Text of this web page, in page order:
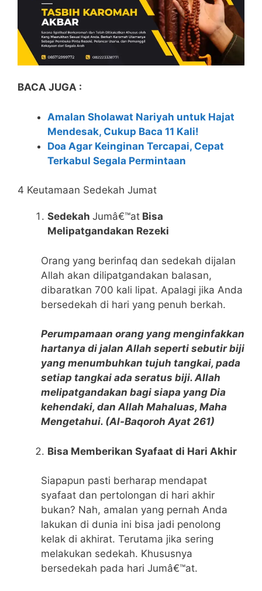
BACA JUGA :
Amalan Sholawat Nariyah untuk Hajat
Mendesak, Cukup Baca 11 Kali!
Doa Agar Keinginan Tercapai, Cepat
Terkabul Segala Permintaan
4 Keutamaan Sedekah Jumat
Sedekah Jumâ€™at Bisa
Melipatgandakan Rezeki
Orang yang berinfaq dan sedekah dijalan
Allah akan dilipatgandakan balasan,
dibaratkan 700 kali lipat. Apalagi jika Anda
bersedekah di hari yang penuh berkah.
Perumpamaan orang yang menginfakkan
hartanya di jalan Allah seperti sebutir biji
yang menumbuhkan tujuh tangkai, pada
setiap tangkai ada seratus biji. Allah
melipatgandakan bagi siapa yang Dia
kehendaki, dan Allah Mahaluas, Maha
Mengetahui. (Al-Baqoroh Ayat 261)
Bisa Memberikan Syafaat di Hari Akhir
Siapapun pasti berharap mendapat
syafaat dan pertolongan di hari akhir
bukan? Nah, amalan yang pernah Anda
lakukan di dunia ini bisa jadi penolong
kelak di akhirat. Terutama jika sering
melakukan sedekah. Khususnya
bersedekah pada hari Jumâ€™at.